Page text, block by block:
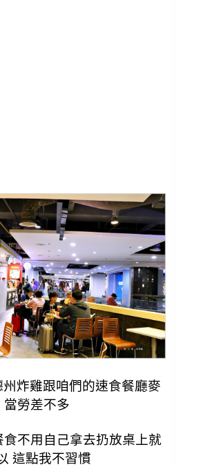
州炸雞跟咱們的速食餐廳麥
當勞差不多
不用自己拿去扔放桌上就
這點我不習慣